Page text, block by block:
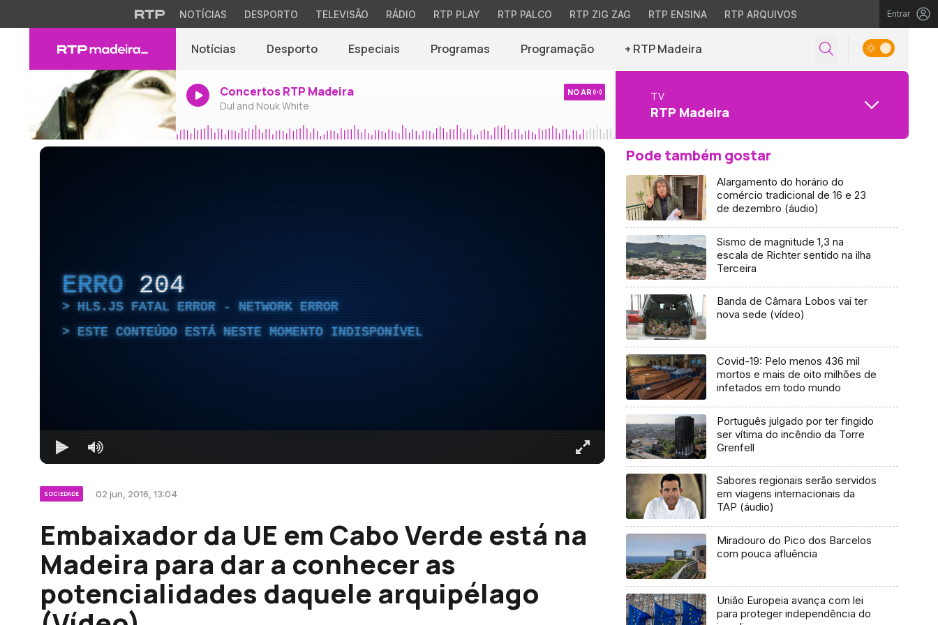
NOTÍCIAS DESPORTO TELEVISÃO RÁDIO RTP PLAY RTP PALCO RTP ZIG ZAG RTP ENSINA RTP ARQUIVOS Entrar
Notícias Desporto Especiais Programas Programação + RTP Madeira
Concertos RTP Madeira
Dul and Nouk White
NO AR TV
RTP Madeira
ERRO 204
HLS.JS FATAL ERROR - NETWORK ERROR
ESTE CONTEÚDO ESTÁ NESTE MOMENTO INDISPONÍVEL
SOCIEDADE 02 jun, 2016, 13:04
Embaixador da UE em Cabo Verde está na
Madeira para dar a conhecer as
potencialidades daquele arquipélago
Pode também gostar
Alargamento do horário do
comércio tradicional de 16 e 23
de dezembro (áudio)
Sismo de magnitude 1,3 na
escala de Richter sentido na ilha
Terceira
Banda de Câmara Lobos vai ter
nova sede (vídeo)
Covid-19: Pelo menos 436 mil
mortos e mais de oito milhões de
infetados em todo mundo
Português julgado por ter fingido
ser vítima do incêndio da Torre
Grenfell
Sabores regionais serão servidos
em viagens internacionais da
TAP (áudio)
Miradouro do Pico dos Barcelos
com pouca afluência
União Europeia avança com lei
para proteger independência do